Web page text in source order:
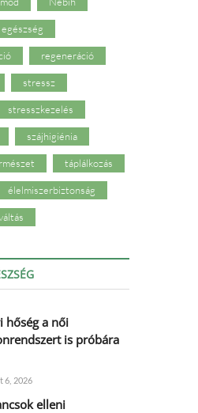
regeneráció
stressz
stresszkezelés
szájhigiénia
táplálkozás
élelmiszerbiztonság
hőség a női
is próbára
6, 2026
elleni